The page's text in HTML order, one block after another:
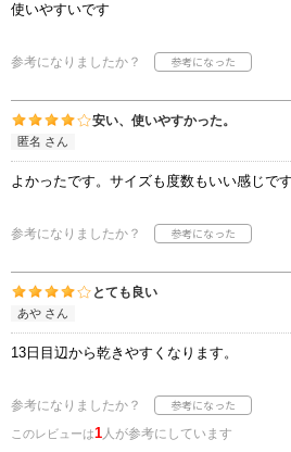
使いやすいです
参考になりましたか？
安い、使いやすかった。
匿名 さん
よかったです。サイズも度数もいい感じです
参考になりましたか？
とても良い
あや さん
13日目辺から乾きやすくなります。
参考になりましたか？
このレビューは1人が参考にしています